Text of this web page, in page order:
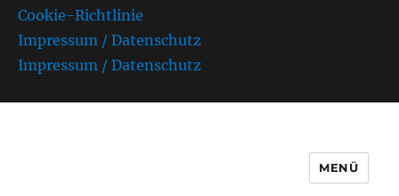
Cookie-Richtlinie
Impressum / Datenschutz
Impressum / Datenschutz
AMC Kurpfalz e.V. Sandhausen
MENÜ